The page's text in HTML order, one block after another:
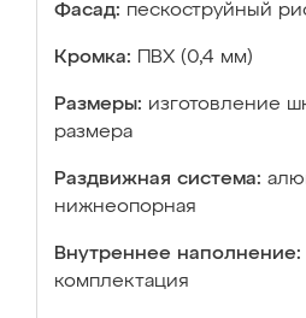
Фасад: пескоструйный
Кромка: ПВХ (0,4 мм)
Размеры: изготовление
размера
Раздвижная система:
нижнеопорная
Внутреннее наполнение:
комплектация